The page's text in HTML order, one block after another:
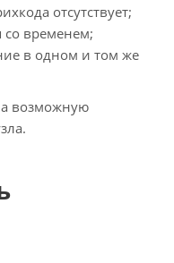
отсутствует;
со временем;
в одном и том же
возможную